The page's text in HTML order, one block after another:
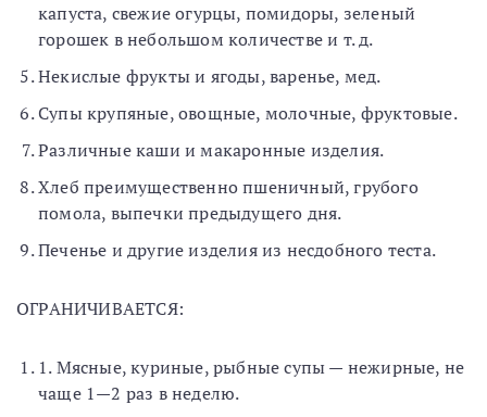
капуста, свежие огурцы, помидоры, зеленый
горошек в небольшом количестве и т. д.
Некислые фрукты и ягоды, варенье, мед.
Супы крупяные, овощные, молочные, фруктовые.
Различные каши и макаронные изделия.
Хлеб преимущественно пшеничный, грубого
помола, выпечки предыдущего дня.
Печенье и другие изделия из несдобного теста.
ОГРАНИЧИВАЕТСЯ:
1. Мясные, куриные, рыбные супы — нежирные, не
чаще 1—2 раз в неделю.